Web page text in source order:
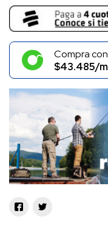
Compra
$43.485/